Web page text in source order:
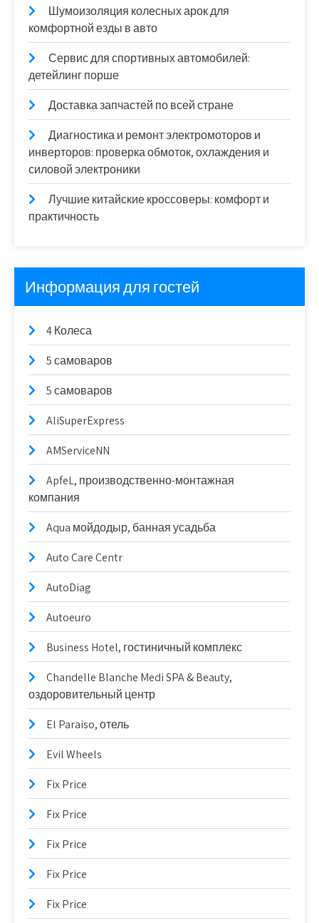
Шумоизоляция колесных арок для
комфортной езды в авто
Сервис для спортивных автомобилей:
детейлинг порше
Доставка запчастей по всей стране
Диагностика и ремонт электромоторов и
инверторов: проверка обмоток, охлаждения и
силовой электроники
Лучшие китайские кроссоверы: комфорт и
практичность
Информация для гостей
4 Колеса
5 самоваров
5 самоваров
AliSuperExpress
AMServiceNN
ApfeL, производственно-монтажная
компания
Aqua мойдодыр, банная усадьба
Auto Care Centr
AutoDiag
Autoeuro
Business Hotel, гостиничный комплекс
Chandelle Blanche Medi SPA & Beauty,
оздоровительный центр
El Paraiso, отель
Evil Wheels
Fix Price
Fix Price
Fix Price
Fix Price
Fix Price